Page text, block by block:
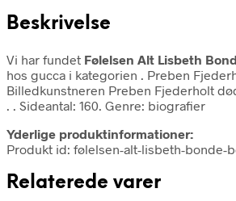
Beskrivelse
Vi har fundet Følelsen Alt Lisbeth
hos gucca i kategorien . Preben
Billedkunstneren Preben Fjederholt
. . Sideantal: 160. Genre: biografier
Yderlige produktinformationer:
Produkt id: følelsen-alt-lisbeth-bonde-
Relaterede varer